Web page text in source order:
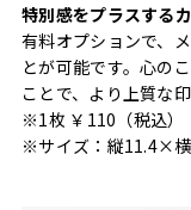
特別感をプラスする
有料オプションで、
とが可能です。心の
ことで、より上質な印
※1枚 ￥110（税込）
※サイズ：縦11.4×